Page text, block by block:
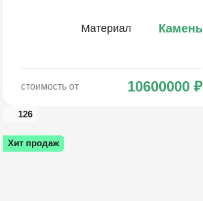
Материал Камень
стоимость от 10600000 ₽
126
Хит продаж